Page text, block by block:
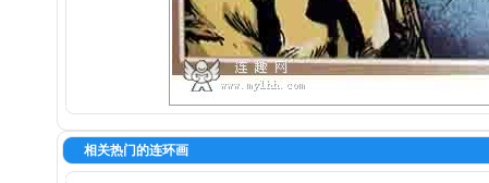
相关热门的连环画